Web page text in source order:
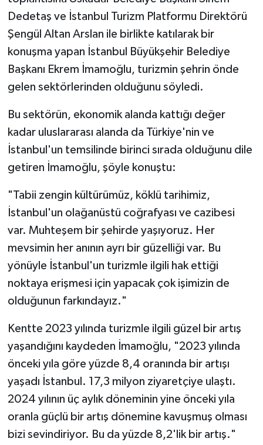
Dedetaş ve İstanbul Turizm Platformu Direktörü
Şengül Altan Arslan ile birlikte katılarak bir
konuşma yapan İstanbul Büyükşehir Belediye
Başkanı Ekrem İmamoğlu, turizmin şehrin önde
gelen sektörlerinden olduğunu söyledi.
Bu sektörün, ekonomik alanda kattığı değer
kadar uluslararası alanda da Türkiye'nin ve
İstanbul'un temsilinde birinci sırada olduğunu dile
getiren İmamoğlu, şöyle konuştu:
"Tabii zengin kültürümüz, köklü tarihimiz,
İstanbul'un olağanüstü coğrafyası ve cazibesi
var. Muhteşem bir şehirde yaşıyoruz. Her
mevsimin her anının ayrı bir güzelliği var. Bu
yönüyle İstanbul'un turizmle ilgili hak ettiği
noktaya erişmesi için yapacak çok işimizin de
olduğunun farkındayız."
Kentte 2023 yılında turizmle ilgili güzel bir artış
yaşandığını kaydeden İmamoğlu, "2023 yılında
önceki yıla göre yüzde 8,4 oranında bir artışı
yaşadı İstanbul. 17,3 milyon ziyaretçiye ulaştı.
2024 yılının üç aylık döneminin yine önceki yıla
oranla güçlü bir artış dönemine kavuşmuş olması
bizi sevindiriyor. Bu da yüzde 8,2'lik bir artış."